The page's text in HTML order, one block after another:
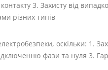
3. Захисту від
різних типів
оскільки: 1.
фази та нуля 3.